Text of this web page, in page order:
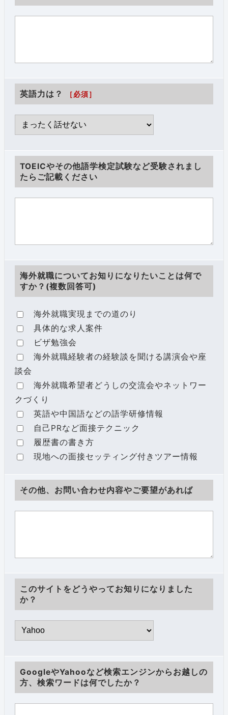
英語力は？ ［必須］
TOEICやその他語学検定試験など受験されまし
たらご記載ください
海外就職についてお知りになりたいことは何で
すか？(複数回答可)
海外就職実現までの道のり
具体的な求人案件
ビザ勉強会
海外就職経験者の経験談を聞ける講演会や座
談会
海外就職希望者どうしの交流会やネットワー
クづくり
英語や中国語などの語学研修情報
自己PRなど面接テクニック
履歴書の書き方
現地への面接セッティング付きツアー情報
その他、お問い合わせ内容やご要望があれば
このサイトをどうやってお知りになりました
か？
GoogleやYahooなど検索エンジンからお越しの
方、検索ワードは何でしたか？